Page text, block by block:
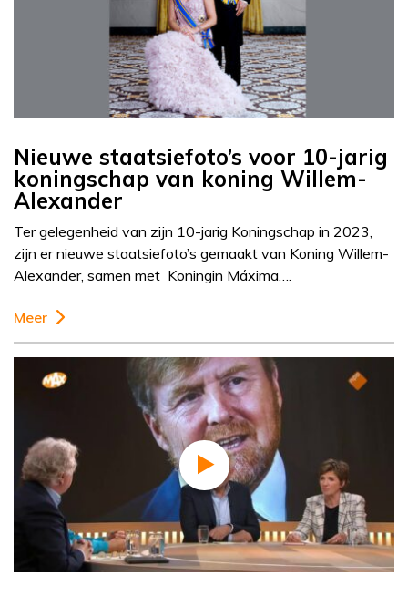
Nieuwe staatsiefoto’s voor 10-jarig
koningschap van koning Willem-
Alexander
Ter gelegenheid van zijn 10-jarig Koningschap in 2023,
zijn er nieuwe staatsiefoto’s gemaakt van Koning Willem-
Alexander, samen met Koningin Máxima….
Meer